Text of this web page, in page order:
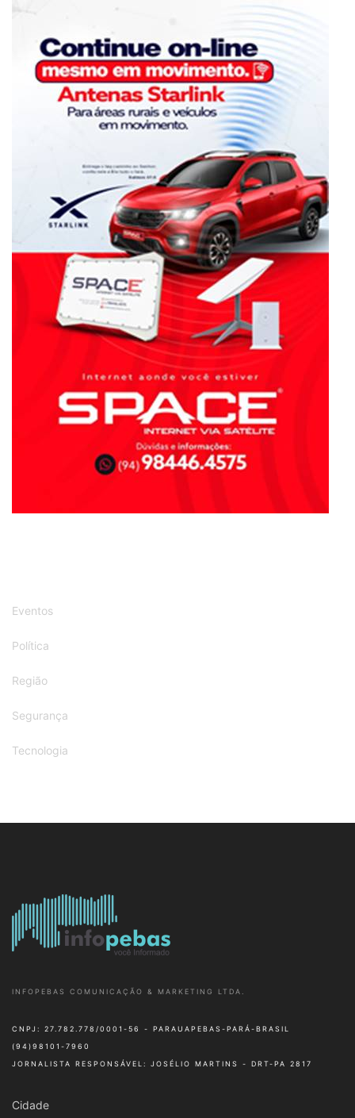
Eventos
Política
Região
Segurança
Tecnologia
INFOPEBAS COMUNICAÇÃO & MARKETING LTDA.
CNPJ: 27.782.778/0001-56 - PARAUAPEBAS-PARÁ-BRASIL
(94)98101-7960
JORNALISTA RESPONSÁVEL: JOSÉLIO MARTINS - DRT-PA 2817
Cidade